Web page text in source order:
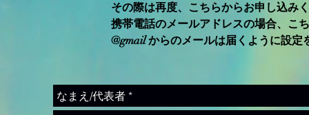
その際は再度、こちらからお申し込み
携帯電話のメールアドレスの場合、こ
@gmail からのメールは届くように設定